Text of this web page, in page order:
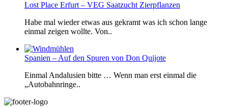
Lost Place Erfurt – VEG Saatzucht Zierpflanzen
Habe mal wieder etwas aus gekramt was ich schon lange
einmal zeigen wollte. Von..
Spanien – Auf den Spuren von Don Quijote
Einmal Andalusien bitte … Wenn man erst einmal die
„Autobahnringe..